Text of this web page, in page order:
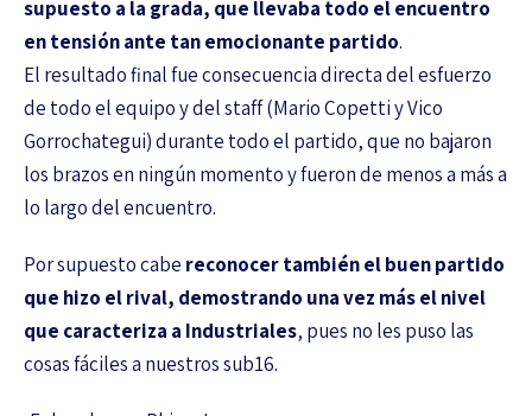
supuesto a la grada, que llevaba todo el encuentro
en tensión ante tan emocionante partido.
El resultado final fue consecuencia directa del esfuerzo
de todo el equipo y del staff (Mario Copetti y Vico
Gorrochategui) durante todo el partido, que no bajaron
los brazos en ningún momento y fueron de menos a más a
lo largo del encuentro.
Por supuesto cabe reconocer también el buen partido
que hizo el rival, demostrando una vez más el nivel
que caracteriza a Industriales, pues no les puso las
cosas fáciles a nuestros sub16.